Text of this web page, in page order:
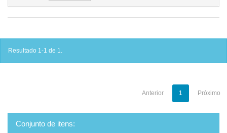
Resultado 1-1 de 1.
Anterior 1 Próximo
Conjunto de itens: